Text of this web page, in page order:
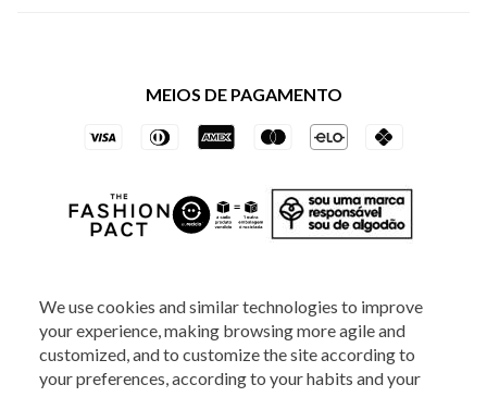
We use cookies and similar technologies to improve
your experience, making browsing more agile and
customized, and to customize the site according to
your preferences, according to your habits and your
Trocas e Devoluções
Vai de Visa
Azul Fidelidade
MEIOS DE PAGAMENTO